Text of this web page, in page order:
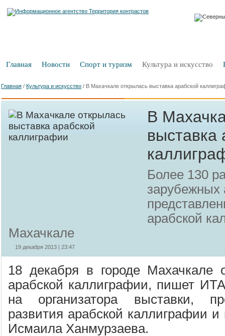
Главная Новости Спорт и туризм Культура и искусство
Главная / Культура и искусство / В Махачкале открылась выставка арабской
В
выставка
Более 130
зарубежных
арабской
Махачкале
19 декабря 2013 | 23:47
18 декабря в городе Махачкале
арабской каллиграфии, пишет
на организатора выставки,
развития арабской каллиграфии и
Исмаила Ханмурзаева.